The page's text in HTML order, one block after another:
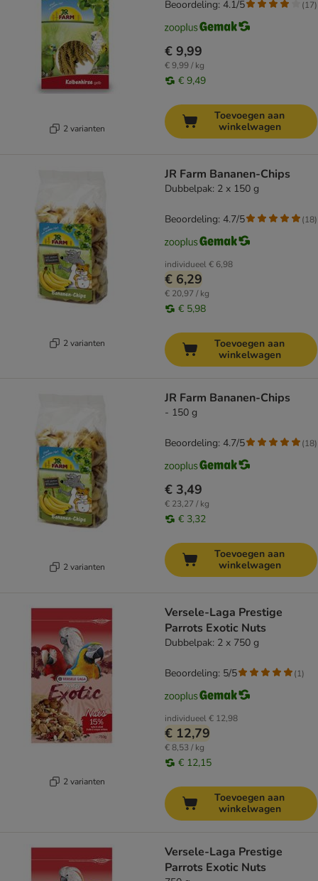
2 varianten
€ 9,99
€ 9,99 / kg
€ 9,49
Beoordeling: 4.1/5 (17)
Toevoegen aan
winkelwagen
2 varianten
JR Farm Bananen-Chips
Dubbelpak: 2 x 150 g
individueel€ 6,98
€ 6,29
€ 20,97 / kg
€ 5,98
Beoordeling: 4.7/5 (18)
Toevoegen aan
winkelwagen
2 varianten
JR Farm Bananen-Chips
- 150 g
€ 3,49
€ 23,27 / kg
€ 3,32
Beoordeling: 4.7/5 (18)
Toevoegen aan
winkelwagen
2 varianten
Versele-Laga Prestige
Parrots Exotic Nuts
Dubbelpak: 2 x 750 g
individueel€ 12,98
€ 12,79
€ 8,53 / kg
€ 12,15
Beoordeling: 5/5 (1)
Toevoegen aan
winkelwagen
Versele-Laga Prestige
Parrots Exotic Nuts